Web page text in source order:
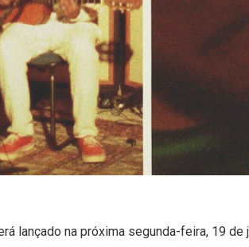
lançado na próxima segunda-feira, 19 de